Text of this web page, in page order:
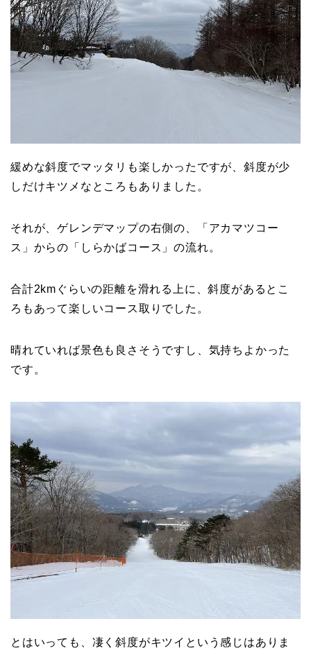
緩めな斜度でマッタリも楽しかったですが、斜度が少
しだけキツメなところもありました。
それが、ゲレンデマップの右側の、「アカマツコー
ス」からの「しらかばコース」の流れ。
合計2kmぐらいの距離を滑れる上に、斜度があるとこ
ろもあって楽しいコース取りでした。
晴れていれば景色も良さそうですし、気持ちよかった
です。
とはいっても、凄く斜度がキツイという感じはありま